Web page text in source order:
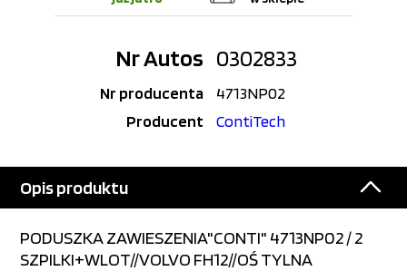
Nr Autos 0302833
Nr producenta
4713NP02
Producent
ContiTech
Opis produktu
PODUSZKA ZAWIESZENIA"CONTI" 4713NP02 / 2
SZPILKI+WLOT//VOLVO FH12//OŚ TYLNA